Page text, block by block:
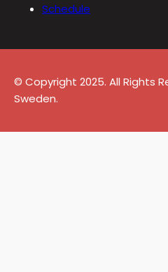
Schedule
© Copyright 2025. All Rights
Sweden.